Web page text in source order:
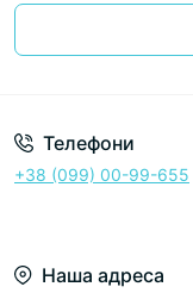
Телефони
+38 (099) 00-99-655
Наша адреса